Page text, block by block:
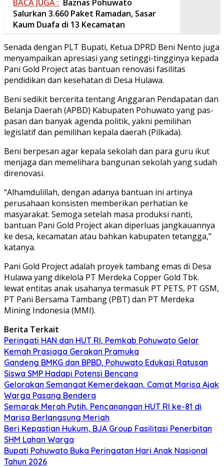
BACA JUGA : Baznas Pohuwato
Salurkan 3.660 Paket Ramadan, Sasar
Kaum Duafa di 13 Kecamatan
Senada dengan PLT Bupati, Ketua DPRD Beni Nento juga
menyampaikan apresiasi yang setinggi-tingginya kepada
Pani Gold Project atas bantuan renovasi fasilitas
pendidikan dan kesehatan di Desa Hulawa.
Beni sedikit bercerita tentang Anggaran Pendapatan dan
Belanja Daerah (APBD) Kabupaten Pohuwato yang pas-
pasan dan banyak agenda politik, yakni pemilihan
legislatif dan pemilihan kepala daerah (Pilkada).
Beni berpesan agar kepala sekolah dan para guru ikut
menjaga dan memelihara bangunan sekolah yang sudah
direnovasi.
“Alhamdulillah, dengan adanya bantuan ini artinya
perusahaan konsisten memberikan perhatian ke
masyarakat. Semoga setelah masa produksi nanti,
bantuan Pani Gold Project akan diperluas jangkauannya
ke desa, kecamatan atau bahkan kabupaten tetangga,”
katanya.
Pani Gold Project adalah proyek tambang emas di Desa
Hulawa yang dikelola PT Merdeka Copper Gold Tbk.
lewat entitas anak usahanya termasuk PT PETS, PT GSM,
PT Pani Bersama Tambang (PBT) dan PT Merdeka
Mining Indonesia (MMI).
Berita Terkait
Peringati HAN dan HUT RI, Pemkab Pohuwato Gelar
Kemah Prasiaga Gerakan Pramuka
Gandeng BMKG dan BPBD, Pohuwato Edukasi Ratusan
Siswa SMP Hadapi Potensi Bencana
Gelorakan Semangat Kemerdekaan, Camat Marisa Ajak
Warga Pasang Bendera
Semarak Merah Putih, Pencanangan HUT RI ke-81 di
Marisa Berlangsung Meriah
Beri Kepastian Hukum, BJA Group Fasilitasi Penerbitan
SHM Lahan Warga
Bupati Pohuwato Buka Peringatan Hari Anak Nasional
Tahun 2026